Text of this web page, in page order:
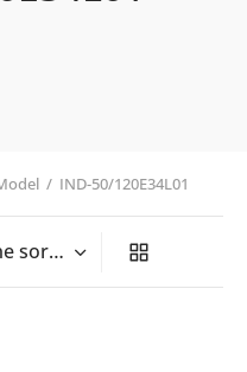
/ IND-50/120E34L01